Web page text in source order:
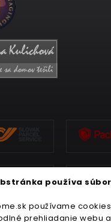
používa
používame
prehliadanie webu